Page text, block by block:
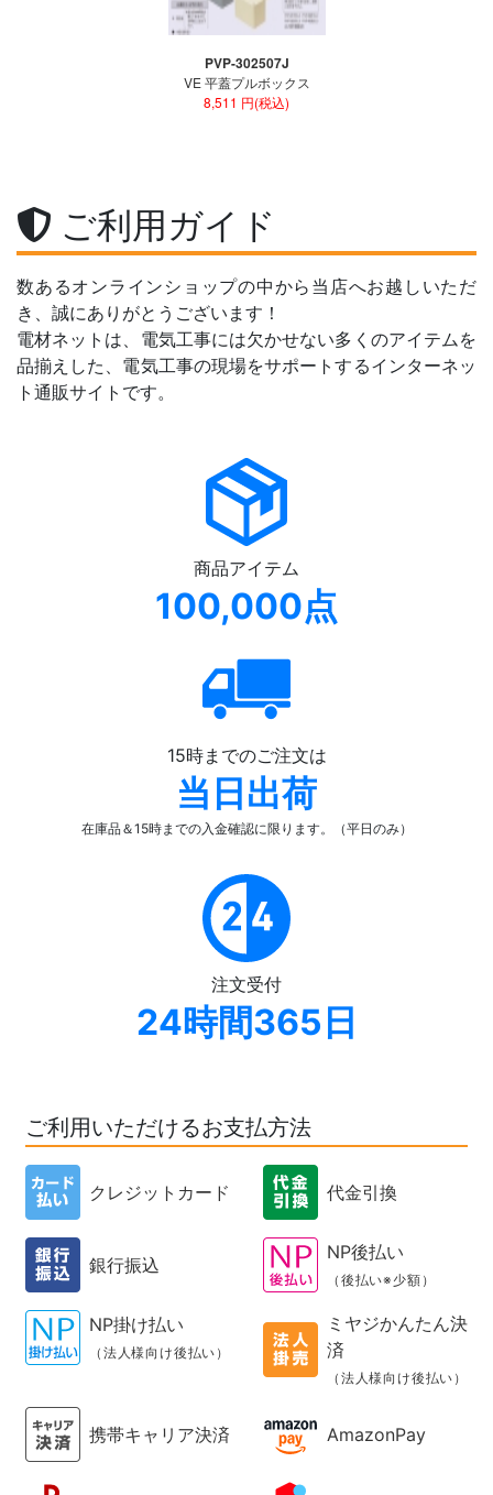
PVP-302507J
VE 平蓋プルボックス
8,511 円(税込)
ご利用ガイド
数あるオンラインショップの中から当店へお越しいただ
き、誠にありがとうございます！
電材ネットは、電気工事には欠かせない多くのアイテムを
品揃えした、電気工事の現場をサポートするインターネッ
ト通販サイトです。
商品アイテム
100,000点
15時までのご注文は
当日出荷
在庫品＆15時までの入金確認に限ります。（平日のみ）
注文受付
24時間365日
ご利用いただけるお支払方法
クレジットカード 代金引換
銀行振込
NP後払い
（後払い※少額）
NP掛け払い
（法人様向け後払い）
ミヤジかんたん決
済
（法人様向け後払い）
携帯キャリア決済 AmazonPay